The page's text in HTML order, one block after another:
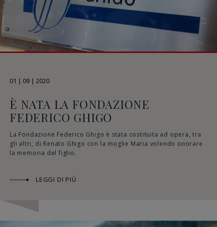
01 | 09 | 2020
È NATA LA FONDAZIONE
FEDERICO GHIGO
La Fondazione Federico Ghigo è stata costituita ad opera, tra
gli altri, di Renato Ghigo con la moglie Maria volendo onorare
la memoria del figlio.
LEGGI DI PIÚ